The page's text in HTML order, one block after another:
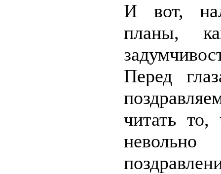
И вот,
планы,
Перед
читать то,